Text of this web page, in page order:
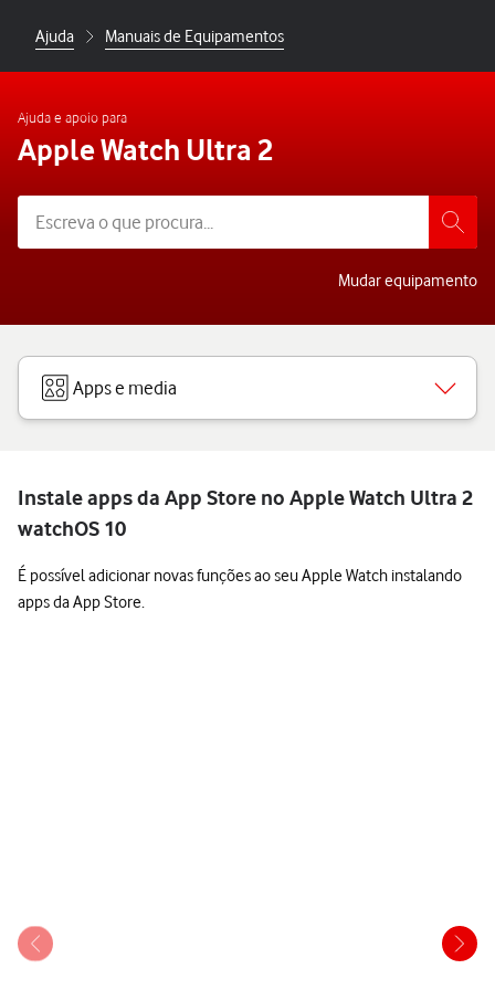
Ajuda Manuais de Equipamentos
Ajuda e apoio para
Apple Watch Ultra 2
Mudar equipamento
Apps e media
Instale apps da App Store no Apple Watch Ultra 2
watchOS 10
É possível adicionar novas funções ao seu Apple Watch instalando
apps da App Store.